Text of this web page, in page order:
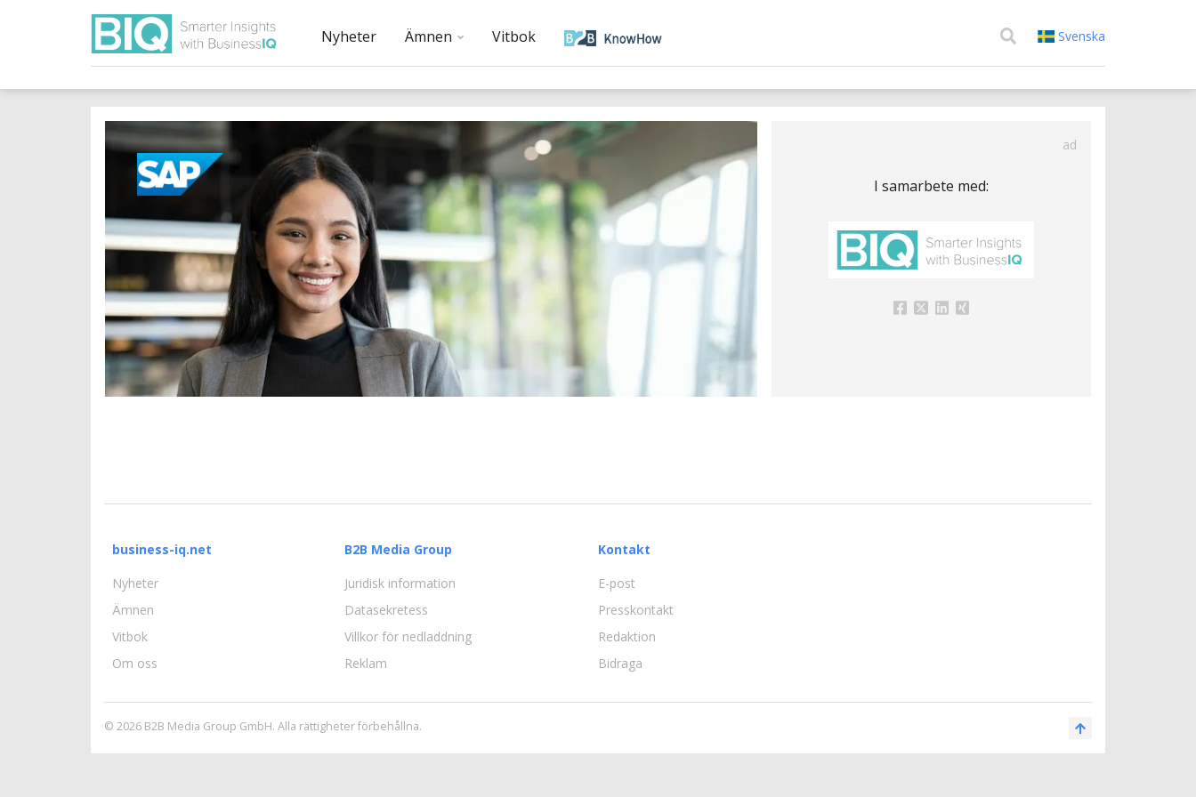
Nyheter Ämnen Vitbok Svenska
ad
I samarbete med:
business-iq.net
Nyheter
Ämnen
Vitbok
Om oss
B2B Media Group
Juridisk information
Datasekretess
Villkor för nedladdning
Reklam
Kontakt
E-post
Presskontakt
Redaktion
Bidraga
© 2026 B2B Media Group GmbH. Alla rättigheter förbehållna.